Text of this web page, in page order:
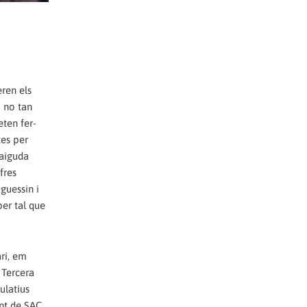
els
no tan
fer-
per
i
tal que
em